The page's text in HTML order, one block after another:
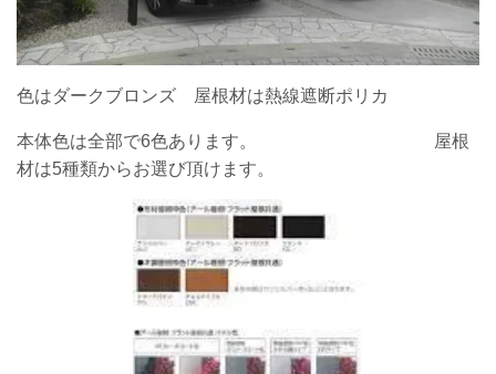
色はダークブロンズ 屋根材は熱線遮断ポリカ
本体色は全部で6色あります。 屋根
材は5種類からお選び頂けます。